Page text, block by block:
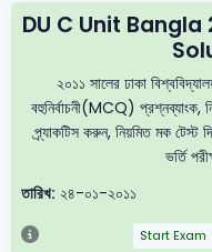
DU C Unit Bangla
২০১১ সালের ঢাকা
বহুনির্বাচনী(MCQ) প্রশ্নব্যাংক,
প্র্যাকটিস করুন, নিয়মিত মক
ভর্তি
তারিখ: ২৪-০১-২০১১
Start Exam